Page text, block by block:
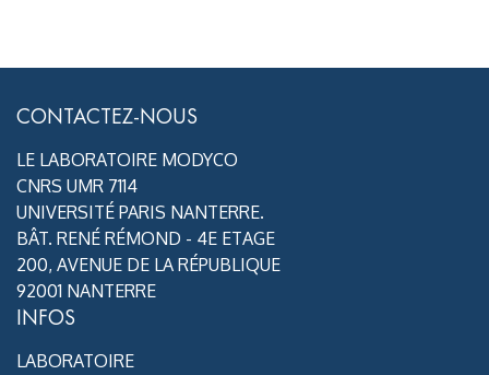
CONTACTEZ-NOUS
LE LABORATOIRE MODYCO
CNRS UMR 7114
UNIVERSITÉ PARIS NANTERRE.
BÂT. RENÉ RÉMOND - 4E ETAGE
200, AVENUE DE LA RÉPUBLIQUE
92001 NANTERRE
INFOS
LABORATOIRE